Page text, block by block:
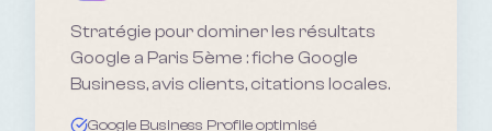
Stratégie pour dominer les résultats
Google a Paris 5ème : fiche Google
Business, avis clients, citations locales.
Google Business Profile optimisé